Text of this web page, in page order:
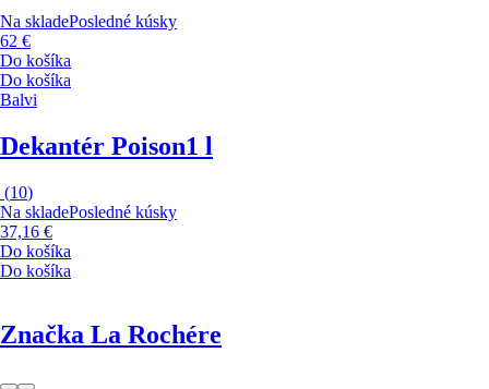
Na skladePosledné kúsky
62 €
Do košíka
Do košíka
Balvi
Dekantér Poison1 l
(10)
Na skladePosledné kúsky
37,16 €
Do košíka
Do košíka
Značka La Rochére